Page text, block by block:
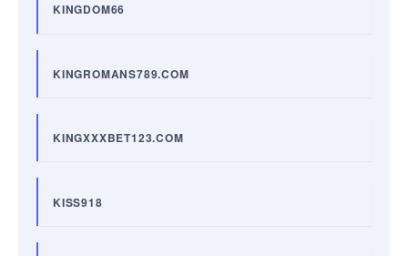
KINGDOM66
KINGROMANS789.COM
KINGXXXBET123.COM
KISS918